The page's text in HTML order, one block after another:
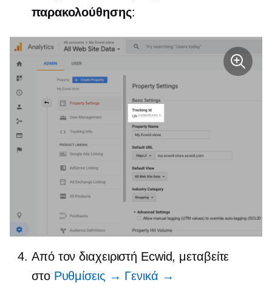
παρακολούθησης:
Από τον διαχειριστή Ecwid, μεταβείτε
στο Ρυθμίσεις → Γενικά →